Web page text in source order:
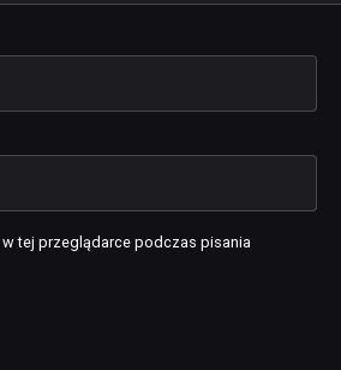
tej przeglądarce podczas pisania